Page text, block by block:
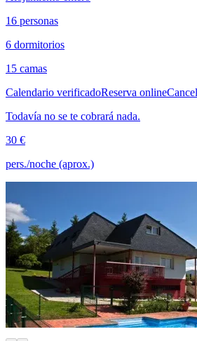
16 personas
6 dormitorios
15 camas
Calendario verificadoReserva online
Todavía no se te cobrará nada.
30 €
pers./noche (aprox.)